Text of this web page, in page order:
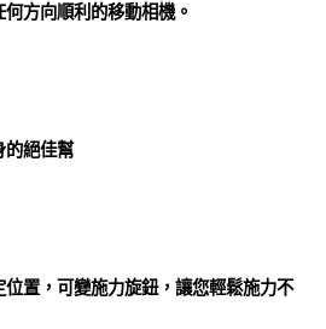
方向順利的移動相機。
的絕佳幫
置，可變施力旋鈕，讓您輕鬆施力不